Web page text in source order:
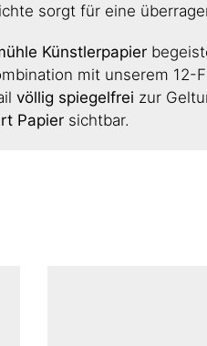
sorgt für eine
Künstlerpapier
mit unserem
völlig spiegelfrei zur
Papier sichtbar.